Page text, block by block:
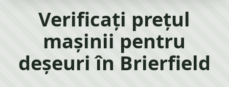
Verificați prețul
mașinii pentru
deșeuri în Brierfield